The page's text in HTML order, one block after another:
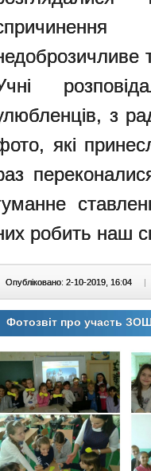
з
які
робить наш
Опубліковано: 2-10-2019, 16:04 |
Фотозвіт про участь